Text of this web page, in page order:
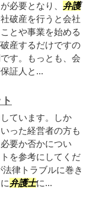
必要となり、 弁護
破産を行うと会社
とや事業を始める
産するだけですの
す。もっとも、会
証人と...
ています。しか
った経営者の方も
要か否かについ
を参考にしてくだ
律トラブルに巻き
弁護士に...